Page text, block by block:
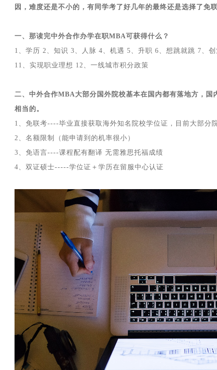
因，难度还是不小的，有同学考了好几年的最终还是选择了免
一、那读完中外合作办学在职MBA可获得什么？
1、学历 2、知识 3、人脉 4、机遇 5、升职 6、想跳就跳 7、
11、实现职业理想 12、一线城市积分政策
二、中外合作MBA大部分国外院校基本在国内都有落地方，
相当的。
1、免联考----毕业直接获取海外知名院校学位证，目前大部分
2、名额限制（能申请到的机率很小）
3、免语言----课程配有翻译 无需雅思托福成绩
4、双证硕士-----学位证＋学历在留服中心认证